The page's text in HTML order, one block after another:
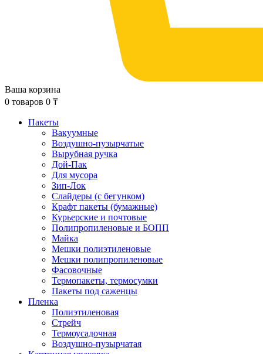
Ваша корзина
0 товаров 0 ₸
Пакеты
Вакуумные
Воздушно-пузырчатые
Вырубная ручка
Дой-Пак
Для мусора
Зип-Лок
Слайдеры (с бегунком)
Крафт пакеты (бумажные)
Курьерские и почтовые
Полипропиленовые и БОПП
Майка
Мешки полиэтиленовые
Мешки полипропиленовые
Фасовочные
Термопакеты, термосумки
Пакеты под саженцы
Пленка
Полиэтиленовая
Стрейч
Термоусадочная
Воздушно-пузырчатая